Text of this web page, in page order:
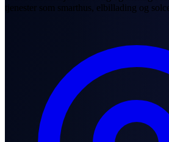
tjenester som smarthus, elbillading og